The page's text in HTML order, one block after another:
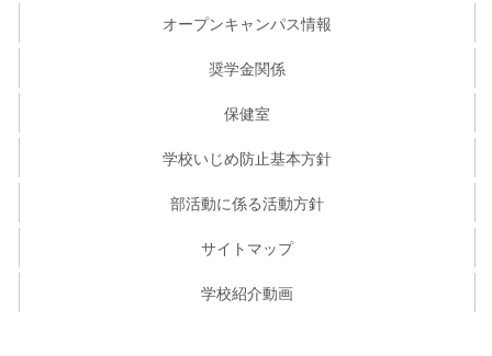
オープンキャンパス情報
奨学金関係
保健室
学校いじめ防止基本方針
部活動に係る活動方針
サイトマップ
学校紹介動画